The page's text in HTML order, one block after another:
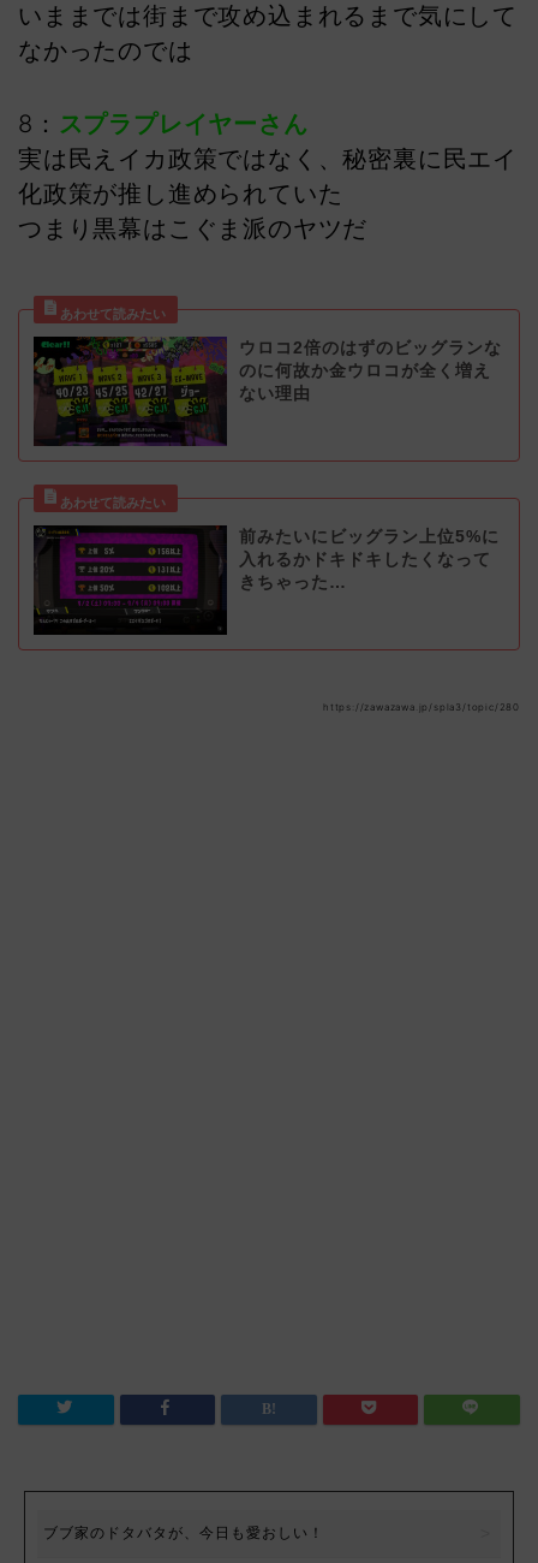
いままでは街まで攻め込まれるまで気にして
なかったのでは
8： スプラプレイヤーさん
実は民えイカ政策ではなく、秘密裏に民エイ
化政策が推し進められていた
つまり黒幕はこぐま派のヤツだ
ウロコ2倍のはずのビッグランな
のに何故か金ウロコが全く増え
ない理由
前みたいにビッグラン上位5%に
入れるかドキドキしたくなって
きちゃった…
https://zawazawa.jp/spla3/topic/280
ブブ家のドタバタが、今日も愛おしい！